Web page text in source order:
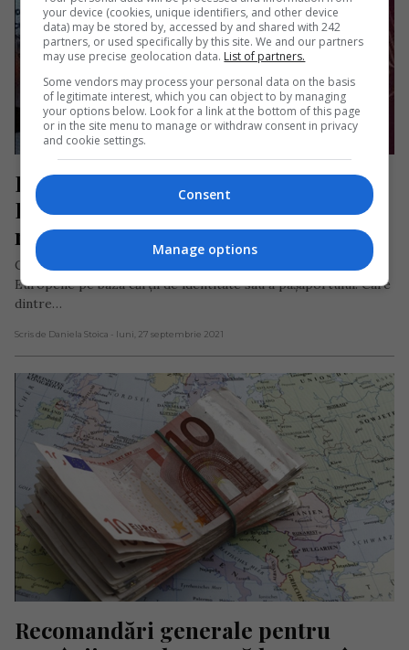
Pașaport sau carte de identitate?
Documentul cu care este
recomandat să călătorești în UE
Cetățenii români pot călători în statele membre ale Uniunii
Europene pe baza cărții de identitate sau a pașaportului. Care
dintre…
Scris de Daniela Stoica - luni, 27 septembrie 2021
Recomandări generale pentru
your device (cookies, unique identifiers, and other device
data) may be stored by, accessed by and shared with 242
partners, or used specifically by this site. We and our partners
may use precise geolocation data. List of partners.
Some vendors may process your personal data on the basis
of legitimate interest, which you can object to by managing
your options below. Look for a link at the bottom of this page
or in the site menu to manage or withdraw consent in privacy
and cookie settings.
Consent
Manage options